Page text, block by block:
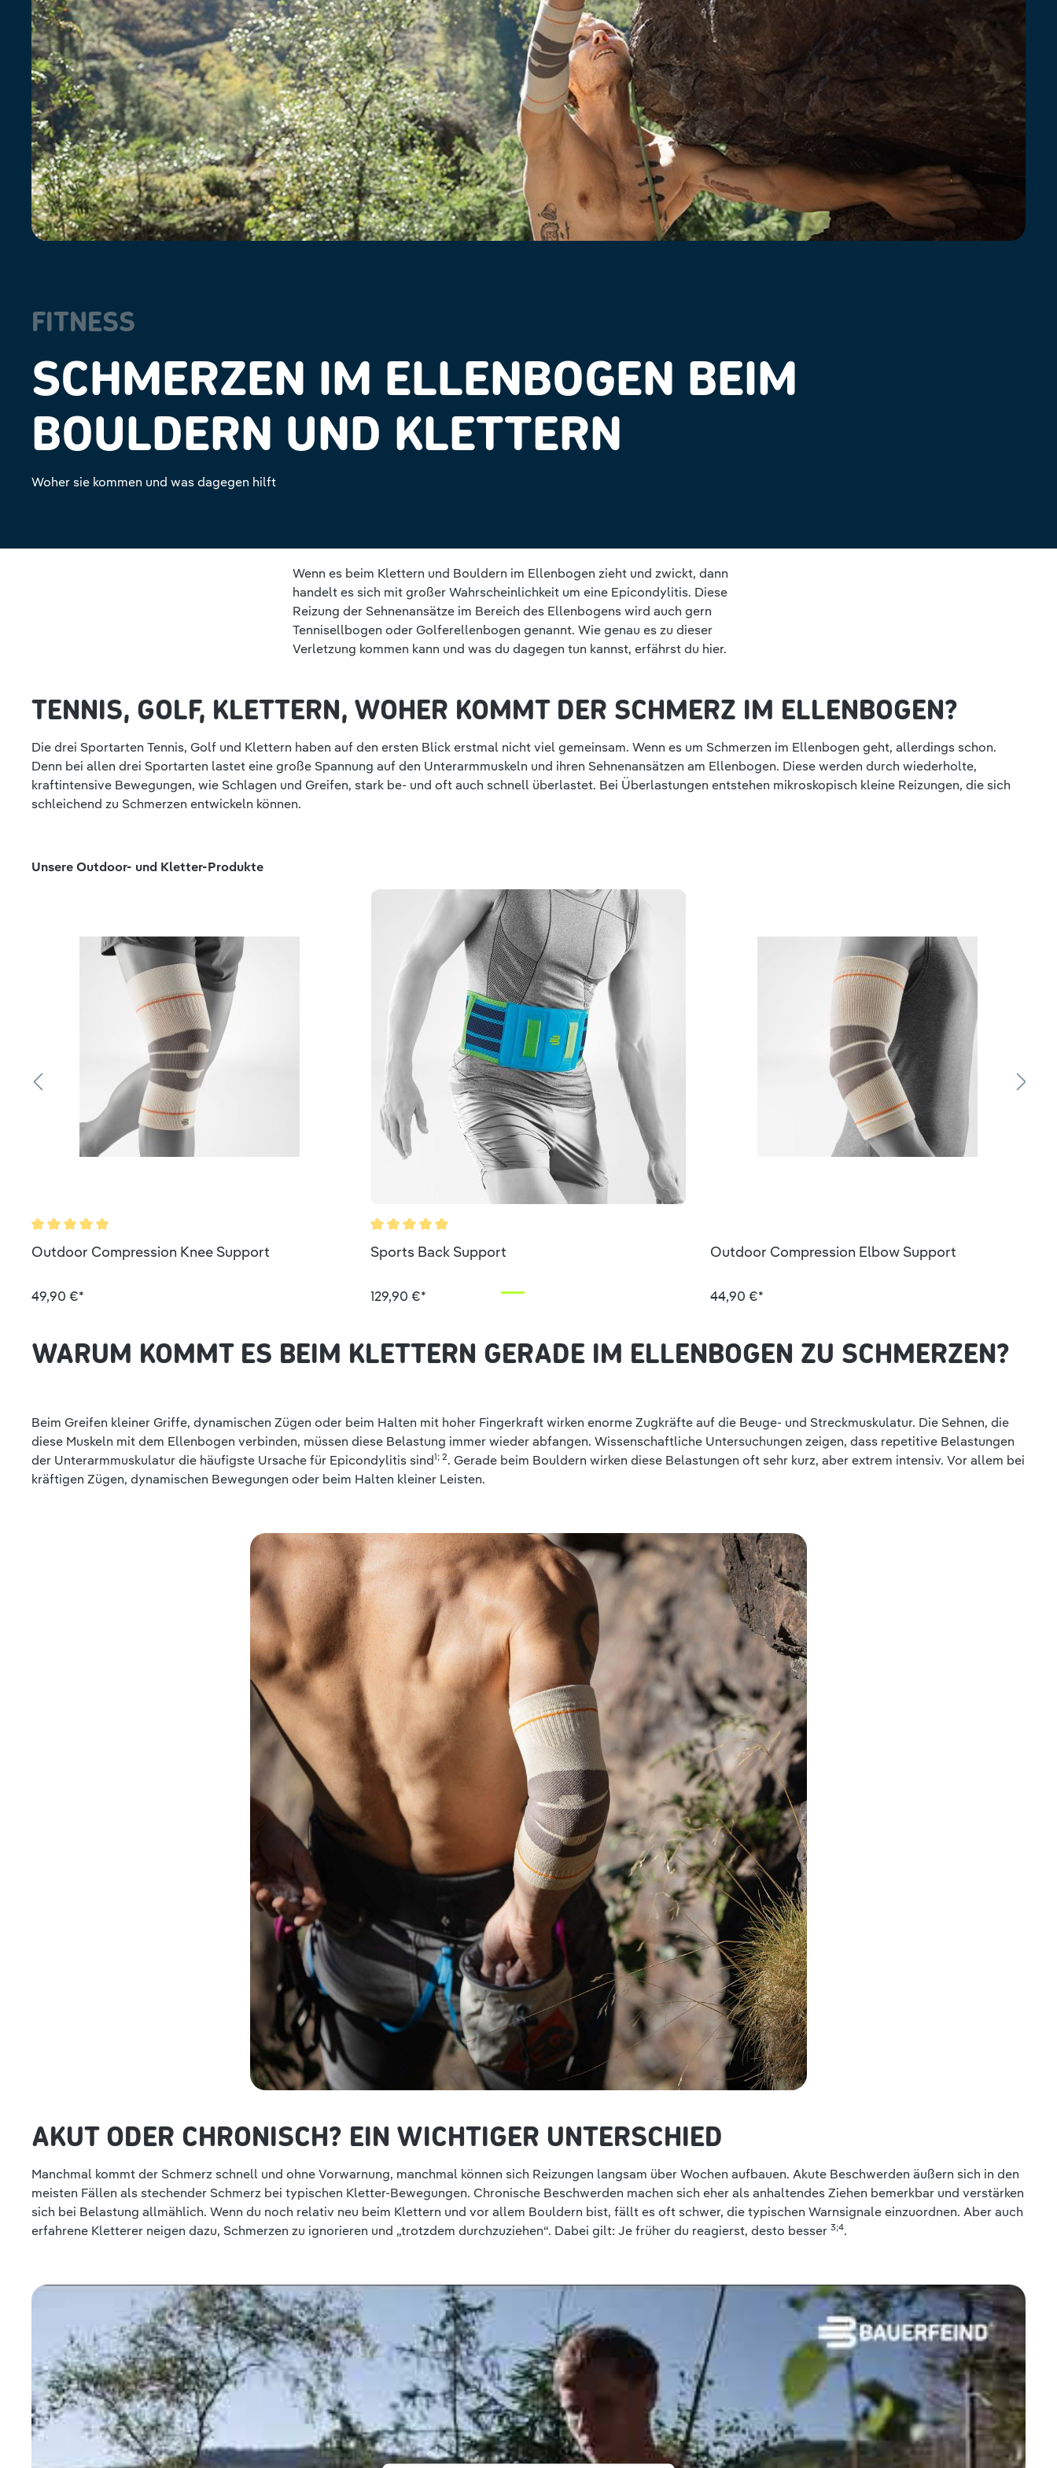
FITNESS
SCHMERZEN IM ELLENBOGEN BEIM
BOULDERN UND KLETTERN
Woher sie kommen und was dagegen hilft
Wenn es beim Klettern und Bouldern im Ellenbogen zieht und zwickt, dann
handelt es sich mit großer Wahrscheinlichkeit um eine Epicondylitis. Diese
Reizung der Sehnenansätze im Bereich des Ellenbogens wird auch gern
Tennisellbogen oder Golferellenbogen genannt. Wie genau es zu dieser
Verletzung kommen kann und was du dagegen tun kannst, erfährst du hier.
TENNIS, GOLF, KLETTERN, WOHER KOMMT DER SCHMERZ IM ELLENBOGEN?
Die drei Sportarten Tennis, Golf und Klettern haben auf den ersten Blick erstmal nicht viel gemeinsam. Wenn es um Schmerzen im Ellenbogen geht, allerdings schon.
Denn bei allen drei Sportarten lastet eine große Spannung auf den Unterarmmuskeln und ihren Sehnenansätzen am Ellenbogen. Diese werden durch wiederholte,
kraftintensive Bewegungen, wie Schlagen und Greifen, stark be- und oft auch schnell überlastet. Bei Überlastungen entstehen mikroskopisch kleine Reizungen, die sich
schleichend zu Schmerzen entwickeln können.
Produktgalerie überspringen
Unsere Outdoor- und Kletter-Produkte
Durchschnittliche Bewertung von 5 von 5 Sternen
Outdoor Compression Knee Support
49,90 €*
Durchschnittliche Bewertung von 5 von 5 Sternen
Sports Back Support
129,90 €*
Outdoor Compression Elbow Support
44,90 €*
WARUM KOMMT ES BEIM KLETTERN GERADE IM ELLENBOGEN ZU SCHMERZEN?
Beim Greifen kleiner Griffe, dynamischen Zügen oder beim Halten mit hoher Fingerkraft wirken enorme Zugkräfte auf die Beuge- und Streckmuskulatur. Die Sehnen, die
diese Muskeln mit dem Ellenbogen verbinden, müssen diese Belastung immer wieder abfangen. Wissenschaftliche Untersuchungen zeigen, dass repetitive Belastungen
der Unterarmmuskulatur die häufigste Ursache für Epicondylitis sind1; 2. Gerade beim Bouldern wirken diese Belastungen oft sehr kurz, aber extrem intensiv. Vor allem bei
kräftigen Zügen, dynamischen Bewegungen oder beim Halten kleiner Leisten.
AKUT ODER CHRONISCH? EIN WICHTIGER UNTERSCHIED
Manchmal kommt der Schmerz schnell und ohne Vorwarnung, manchmal können sich Reizungen langsam über Wochen aufbauen. Akute Beschwerden äußern sich in den
meisten Fällen als stechender Schmerz bei typischen Kletter-Bewegungen. Chronische Beschwerden machen sich eher als anhaltendes Ziehen bemerkbar und verstärken
sich bei Belastung allmählich. Wenn du noch relativ neu beim Klettern und vor allem Bouldern bist, fällt es oft schwer, die typischen Warnsignale einzuordnen. Aber auch
erfahrene Kletterer neigen dazu, Schmerzen zu ignorieren und „trotzdem durchzuziehen“. Dabei gilt: Je früher du reagierst, desto besser 3;4.